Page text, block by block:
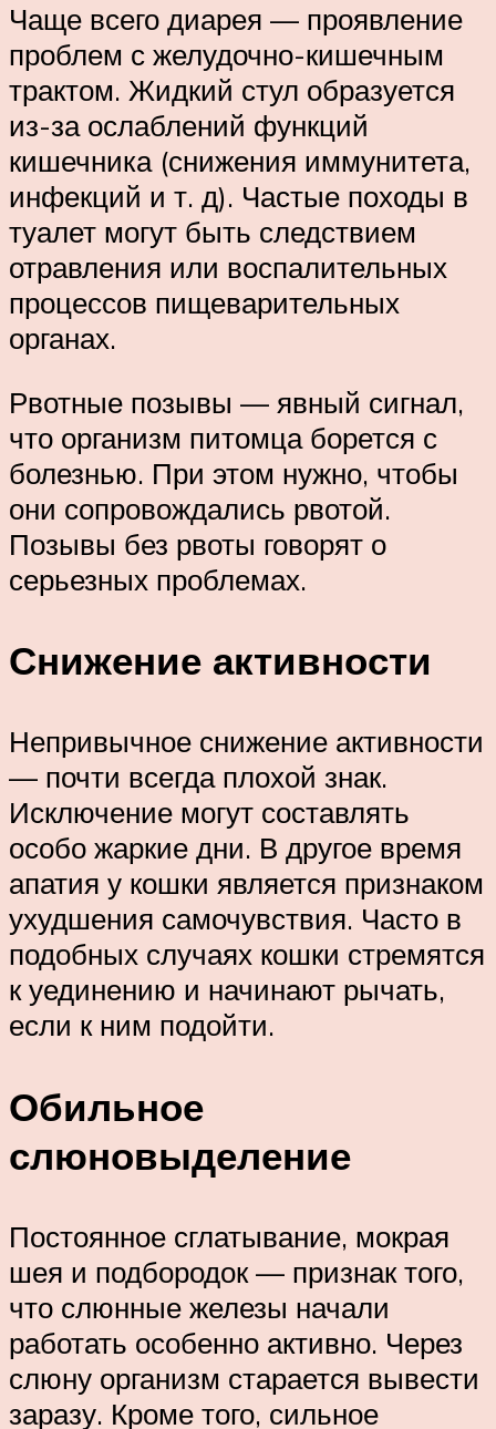
Чаще всего диарея — проявление
проблем с желудочно-кишечным
трактом. Жидкий стул образуется
из-за ослаблений функций
кишечника (снижения иммунитета,
инфекций и т. д). Частые походы в
туалет могут быть следствием
отравления или воспалительных
процессов пищеварительных
органах.
Рвотные позывы — явный сигнал,
что организм питомца борется с
болезнью. При этом нужно, чтобы
они сопровождались рвотой.
Позывы без рвоты говорят о
серьезных проблемах.
Снижение активности
Непривычное снижение активности
— почти всегда плохой знак.
Исключение могут составлять
особо жаркие дни. В другое время
апатия у кошки является признаком
ухудшения самочувствия. Часто в
подобных случаях кошки стремятся
к уединению и начинают рычать,
если к ним подойти.
Обильное
слюновыделение
Постоянное сглатывание, мокрая
шея и подбородок — признак того,
что слюнные железы начали
работать особенно активно. Через
слюну организм старается вывести
заразу. Кроме того, сильное